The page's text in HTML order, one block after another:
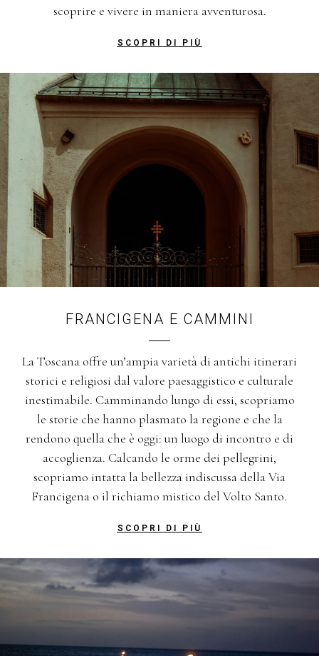
scoprire e vivere in maniera avventurosa.
SCOPRI DI PIÙ
FRANCIGENA E CAMMINI
La Toscana offre un’ampia varietà di antichi itinerari
storici e religiosi dal valore paesaggistico e culturale
inestimabile. Camminando lungo di essi, scopriamo
le storie che hanno plasmato la regione e che la
rendono quella che è oggi: un luogo di incontro e di
accoglienza. Calcando le orme dei pellegrini,
scopriamo intatta la bellezza indiscussa della Via
Francigena o il richiamo mistico del Volto Santo.
SCOPRI DI PIÙ